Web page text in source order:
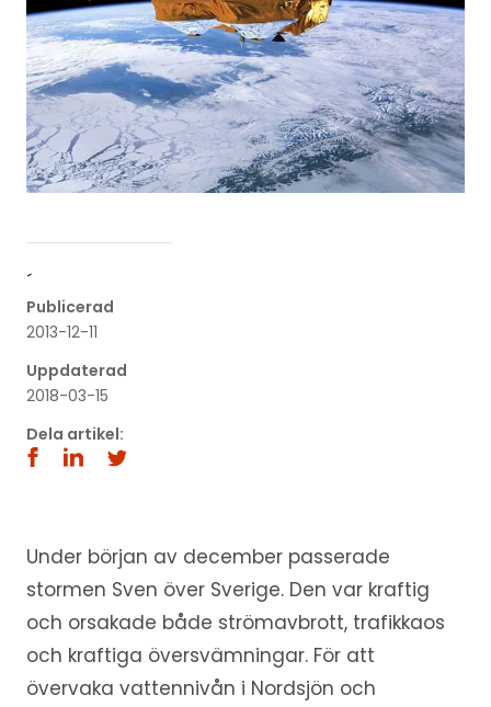
´
Publicerad
2013-12-11
Uppdaterad
2018-03-15
Dela artikel:
Under början av december passerade
stormen Sven över Sverige. Den var kraftig
och orsakade både strömavbrott, trafikkaos
och kraftiga översvämningar. För att
övervaka vattennivån i Nordsjön och